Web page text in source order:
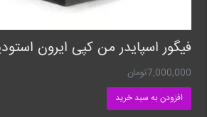
فیگور اسپایدر من کپی ایرون
7,000,000تومان
افزودن به سبد خرید